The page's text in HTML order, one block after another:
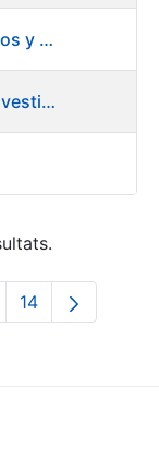
Jefe de Área A. Asuntos Regulatorios y Relaciones Institucionales
Ingeniero Auxiliar de Proyectos - Investigación y Desarrollo
intermèdies
Pàgina
14